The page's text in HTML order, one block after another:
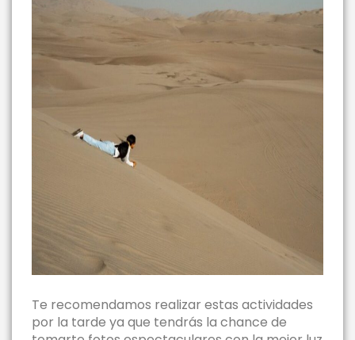
Te recomendamos realizar estas actividades
por la tarde ya que tendrás la chance de